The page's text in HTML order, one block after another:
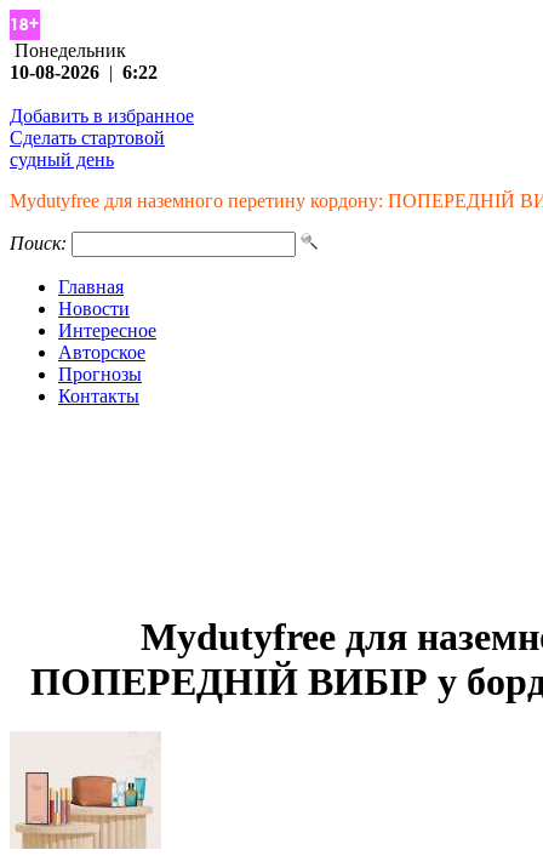
Понедельник
10-08-2026 | 6:22
Добавить в избранное
Сделать стартовой
судный день
Mydutyfree для наземного перетину кордону: ПОПЕРЕДНІЙ
Поиск:
Главная
Новости
Интересное
Авторское
Прогнозы
Контакты
Mydutyfree для
ПОПЕРЕДНІЙ ВИБІР у